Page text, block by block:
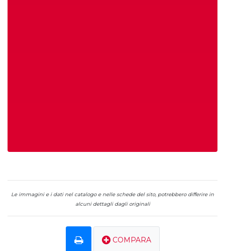
Le immagini e i dati nel catalogo e nelle schede del sito, potrebbero differire in
alcuni dettagli dagli originali
COMPARA